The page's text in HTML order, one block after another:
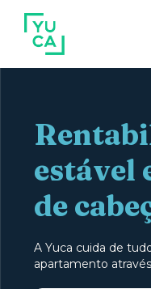
estável
de
A Yuca cuida de
apartamento